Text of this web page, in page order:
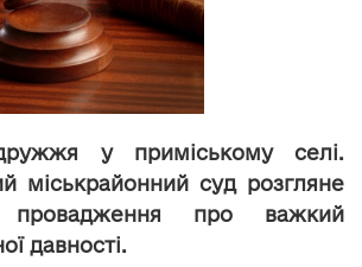
у приміському селі.
міськрайонний суд розгляне
провадження про важкий
давності.